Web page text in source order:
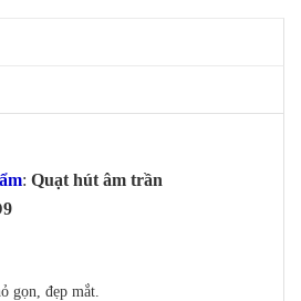
: Quạt hút âm trần
gọn, đẹp mắt.